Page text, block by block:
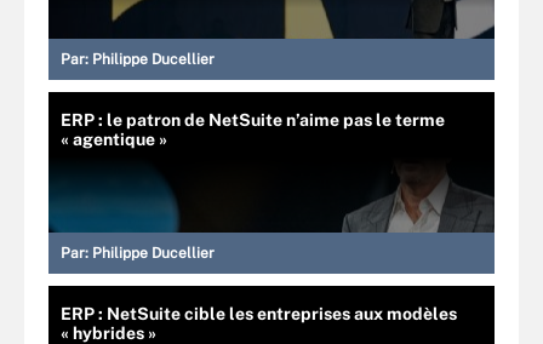
Par: Philippe Ducellier
ERP : le patron de NetSuite n’aime pas le terme
« agentique »
Par: Philippe Ducellier
ERP : NetSuite cible les entreprises aux modèles
« hybrides »